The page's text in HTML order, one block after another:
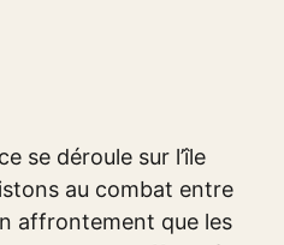
se déroule sur l’île
au combat entre
affrontement que les